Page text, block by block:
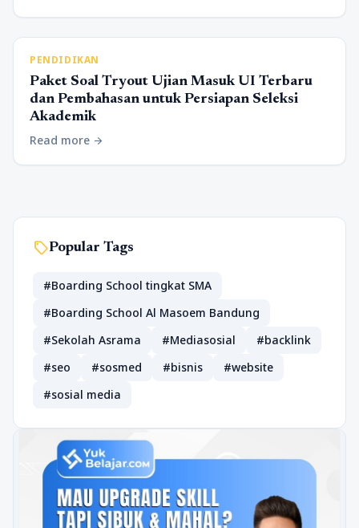
PENDIDIKAN
Paket Soal Tryout Ujian Masuk UI Terbaru
dan Pembahasan untuk Persiapan Seleksi
Akademik
Read more arrow_forward
sellPopular Tags
#Boarding School tingkat SMA
#Boarding School Al Masoem Bandung
#Sekolah Asrama
#Mediasosial
#backlink
#seo
#sosmed #bisnis
#website
#sosial media